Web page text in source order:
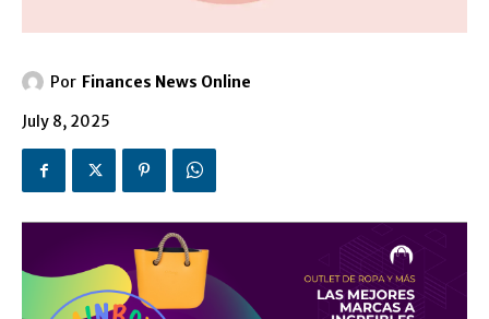
Por Finances News Online
July 8, 2025